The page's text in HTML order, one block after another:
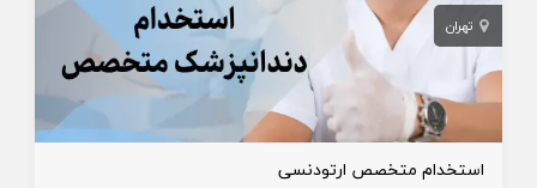
تهران
استخدام متخصص ارتودنسی